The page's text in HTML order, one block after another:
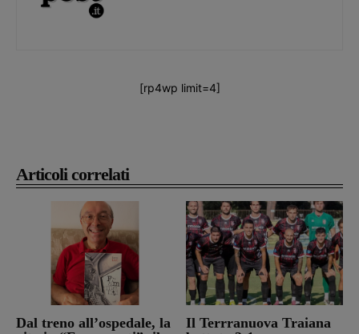
Articoli correlati
Dal treno all’ospedale, la
Il Terrranuova Traiana
[rp4wp limit=4]